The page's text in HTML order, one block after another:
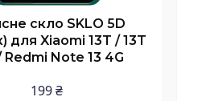
скло SKLO 5D
для Xiaomi 13T / 13T
Redmi Note 13 4G
199 ₴